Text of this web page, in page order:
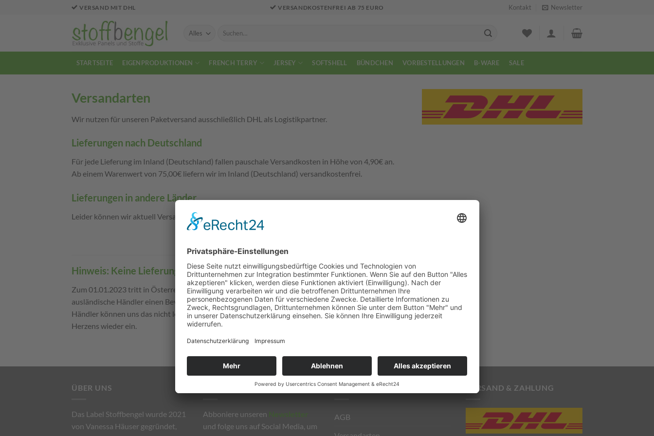
VERSAND MIT DHL VERSANDKOSTENFREI AB 75 EURO Kontakt Newsletter
Suchen
STARTSEITE EIGENPRODUKTIONEN FRENCH TERRY JERSEY SOFTSHELL BÜNDCHEN VORBESTELLUNGEN B-WARE SALE
Versandarten
Wir nutzen für unseren Paketversand ausschließlich DHL als Logistikpartner.
Lieferungen nach Deutschland
Für jede Lieferung im Inland (Deutschland) fallen pauschale Versandkosten in Höhe von 4,90€ an.
Ab einem Warenwert von 75,00€ liefern wir im Inland (Deutschland) versandkostenfrei.
Lieferungen in andere Länder
Leider können wir aktuell Versand nur nach Deutschland anbieten.
Hinweis: Keine Lieferungen nach Österreich mehr
Zum 01.01.2023 tritt in Österreich eine neue Verpackungsverordnung in Kraft, nach der
ausländische Händler einen Bevollmächtigten in Österreich bestellen müssen. Wir als kleiner
Händler können uns das nicht leisten und stellen daher den Versand nach Österreich, schweren
Herzens wieder ein.
ÜBER UNS
Das Label Stoffbengel wurde 2021
von Vanessa Häuser gegründet,
SOCIAL MEDIA
Abboniere unseren
und folge uns auf Social Media, um
INFORMATIONEN
AGB
VERSAND & ZAHLUNG